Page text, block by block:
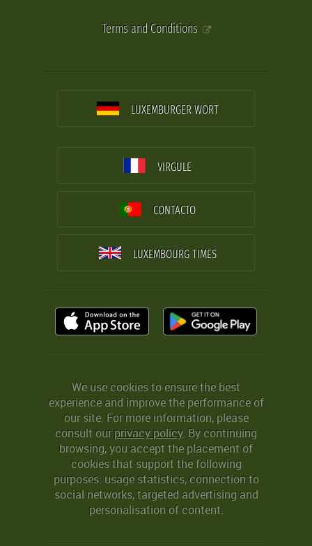
Terms and Conditions
LUXEMBURGER WORT
VIRGULE
CONTACTO
LUXEMBOURG TIMES
We use cookies to ensure the best
experience and improve the performance of
our site. For more information, please
consult ourprivacy policy. By continuing
browsing, you accept the placement of
cookies that support the following
purposes: usage statistics, connection to
social networks, targeted advertising and
personalisation of content.